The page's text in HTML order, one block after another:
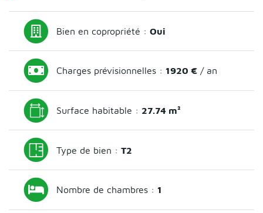
Bien en copropriété :Oui
Charges prévisionnelles : 1920 € / an
Surface habitable : 27.74 m²
Type de bien :T2
Nombre de chambres : 1